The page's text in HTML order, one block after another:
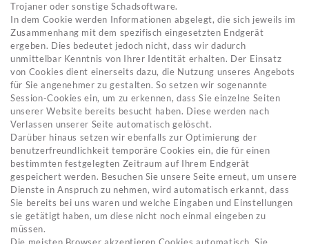
Trojaner oder sonstige Schadsoftware.
In dem Cookie werden Informationen abgelegt, die sich jeweils im
Zusammenhang mit dem spezifisch eingesetzten Endgerät
ergeben. Dies bedeutet jedoch nicht, dass wir dadurch
unmittelbar Kenntnis von Ihrer Identität erhalten. Der Einsatz
von Cookies dient einerseits dazu, die Nutzung unseres Angebots
für Sie angenehmer zu gestalten. So setzen wir sogenannte
Session-Cookies ein, um zu erkennen, dass Sie einzelne Seiten
unserer Website bereits besucht haben. Diese werden nach
Verlassen unserer Seite automatisch gelöscht.
Darüber hinaus setzen wir ebenfalls zur Optimierung der
benutzerfreundlichkeit temporäre Cookies ein, die für einen
bestimmten festgelegten Zeitraum auf Ihrem Endgerät
gespeichert werden. Besuchen Sie unsere Seite erneut, um unsere
Dienste in Anspruch zu nehmen, wird automatisch erkannt, dass
Sie bereits bei uns waren und welche Eingaben und Einstellungen
sie getätigt haben, um diese nicht noch einmal eingeben zu
müssen.